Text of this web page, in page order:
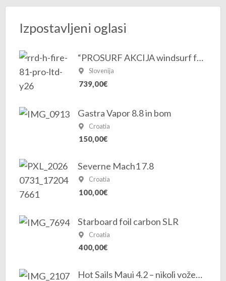
Izpostavljeni oglasi
“PROSURF AKCIJA windsurf foil deske RRD H-FIRE 81 in 91l -60%”
Slovenija
739,00€
Gastra Vapor 8.8 in bom
Croatia
150,00€
Severne Mach1 7.8
Croatia
100,00€
Starboard foil carbon SLR
Croatia
400,00€
Hot Sails Maui 4.2 – nikoli voženo, novo jadro